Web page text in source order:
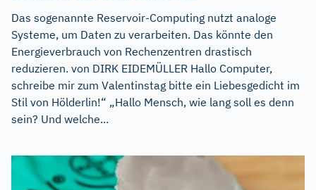
Das sogenannte Reservoir-Computing nutzt analoge
Systeme, um Daten zu verarbeiten. Das könnte den
Energieverbrauch von Rechenzentren drastisch
reduzieren. von DIRK EIDEMÜLLER Hallo Computer,
schreibe mir zum Valentinstag bitte ein Liebesgedicht im
Stil von Hölderlin!“ „Hallo Mensch, wie lang soll es denn
sein? Und welche...